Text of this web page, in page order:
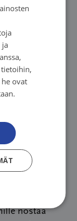
läheisilleen.
kasvokkain
keskusteluun
tai
-
nostaa
FINNISH
ja
ovat